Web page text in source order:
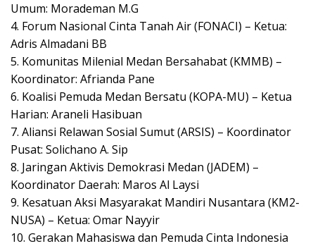
Umum: Morademan M.G
4. Forum Nasional Cinta Tanah Air (FONACI) – Ketua:
Adris Almadani BB
5. Komunitas Milenial Medan Bersahabat (KMMB) –
Koordinator: Afrianda Pane
6. Koalisi Pemuda Medan Bersatu (KOPA-MU) – Ketua
Harian: Araneli Hasibuan
7. Aliansi Relawan Sosial Sumut (ARSIS) – Koordinator
Pusat: Solichano A. Sip
8. Jaringan Aktivis Demokrasi Medan (JADEM) –
Koordinator Daerah: Maros Al Laysi
9. Kesatuan Aksi Masyarakat Mandiri Nusantara (KM2-
NUSA) – Ketua: Omar Nayyir
10. Gerakan Mahasiswa dan Pemuda Cinta Indonesia